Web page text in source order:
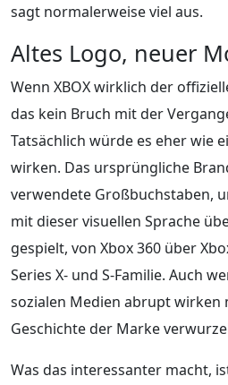
sagt normalerweise viel aus.
Altes Logo, neuer
Wenn XBOX wirklich der
das kein Bruch mit der
Tatsächlich würde es eher wie
wirken. Das ursprüngliche
verwendete Großbuchstaben,
mit dieser visuellen Sprache
gespielt, von Xbox 360 über
Series X- und S-Familie. Auch
sozialen Medien abrupt wirken
Geschichte der Marke
Was das interessanter macht,